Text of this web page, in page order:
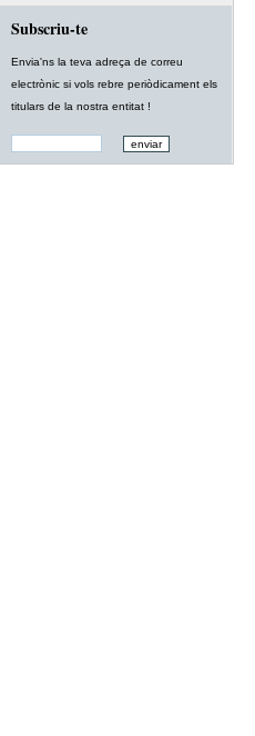
Subscriu-te
Envia'ns la teva adreça de correu
electrònic si vols rebre periòdicament els
titulars de la nostra entitat !